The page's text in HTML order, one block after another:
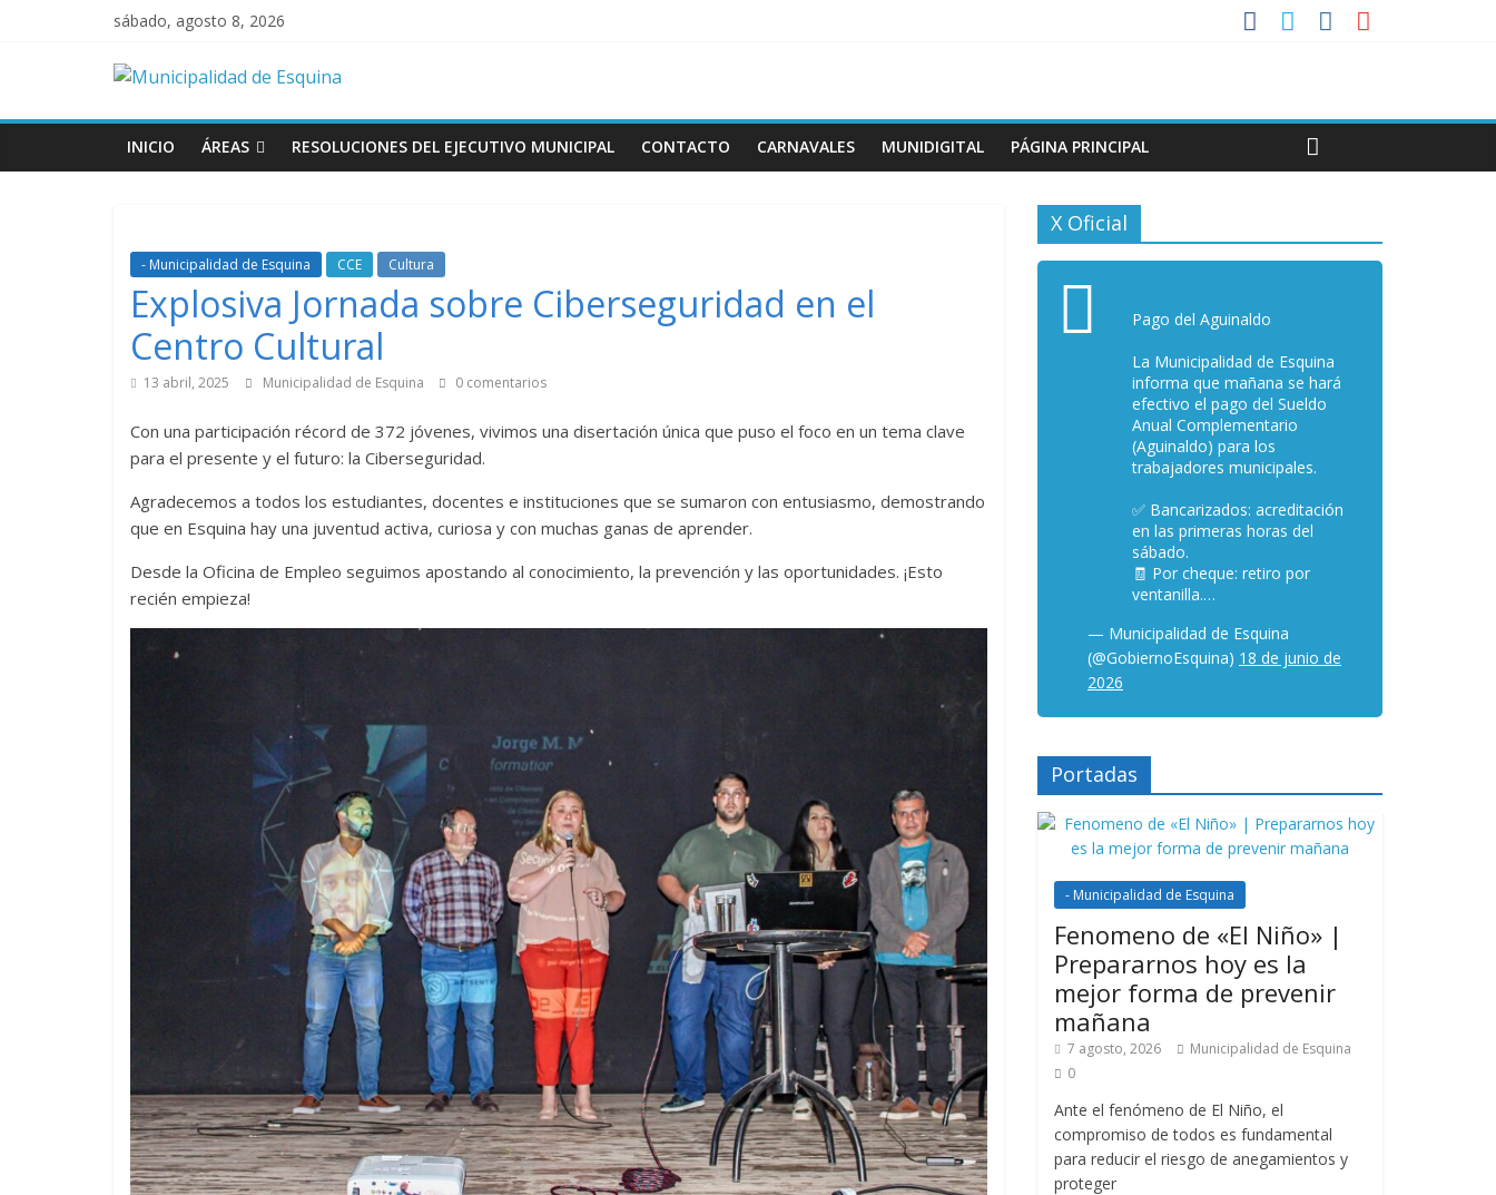
sábado, agosto 8, 2026
INICIO ÁREAS RESOLUCIONES DEL EJECUTIVO MUNICIPAL CONTACTO CARNAVALES MUNIDIGITAL PÁGINA PRINCIPAL
- Municipalidad de Esquina CCE Cultura
Explosiva Jornada sobre Ciberseguridad en el
Centro Cultural
13 abril, 2025 Municipalidad de Esquina 0 comentarios
Con una participación récord de 372 jóvenes, vivimos una disertación única que puso el foco en un tema clave
para el presente y el futuro: la Ciberseguridad.
Agradecemos a todos los estudiantes, docentes e instituciones que se sumaron con entusiasmo, demostrando
que en Esquina hay una juventud activa, curiosa y con muchas ganas de aprender.
Desde la Oficina de Empleo seguimos apostando al conocimiento, la prevención y las oportunidades. ¡Esto
recién empieza!
X Oficial
Pago del Aguinaldo
La Municipalidad de Esquina
informa que mañana se hará
efectivo el pago del Sueldo
Anual Complementario
(Aguinaldo) para los
trabajadores municipales.
✅ Bancarizados: acreditación
en las primeras horas del
sábado.
🧾 Por cheque: retiro por
ventanilla.…
— Municipalidad de Esquina
(@GobiernoEsquina) 18 de junio de
2026
Portadas
- Municipalidad de Esquina
Fenomeno de «El Niño» |
Prepararnos hoy es la
mejor forma de prevenir
mañana
7 agosto, 2026
Municipalidad de Esquina
0
Ante el fenómeno de El Niño, el
compromiso de todos es fundamental
para reducir el riesgo de anegamientos y
proteger